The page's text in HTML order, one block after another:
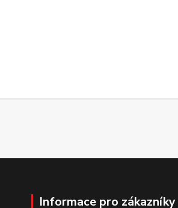
Informace pro zákazníky